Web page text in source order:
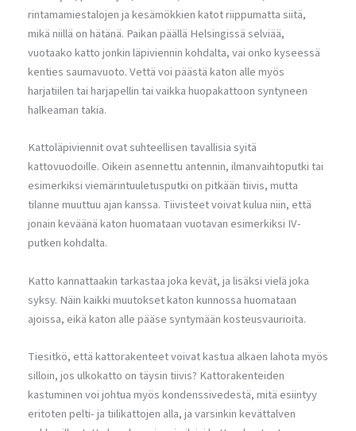
rintamamiestalojen ja kesämökkien katot riippumatta siitä,
mikä niillä on hätänä. Paikan päällä Helsingissä selviää,
vuotaako katto jonkin läpiviennin kohdalta, vai onko kyseessä
kenties saumavuoto. Vettä voi päästä katon alle myös
harjatiilen tai harjapellin tai vaikka huopakattoon syntyneen
halkeaman takia.
Kattoläpiviennit ovat suhteellisen tavallisia syitä
kattovuodoille. Oikein asennettu antennin, ilmanvaihtoputki tai
esimerkiksi viemärintuuletusputki on pitkään tiivis, mutta
tilanne muuttuu ajan kanssa. Tiivisteet voivat kulua niin, että
jonain keväänä katon huomataan vuotavan esimerkiksi IV-
putken kohdalta.
Katto kannattaakin tarkastaa joka kevät, ja lisäksi vielä joka
syksy. Näin kaikki muutokset katon kunnossa huomataan
ajoissa, eikä katon alle pääse syntymään kosteusvaurioita.
Tiesitkö, että kattorakenteet voivat kastua alkaen lahota myös
silloin, jos ulkokatto on täysin tiivis? Kattorakenteiden
kastuminen voi johtua myös kondenssivedestä, mitä esiintyy
eritoten pelti- ja tiilikattojen alla, ja varsinkin kevättalven